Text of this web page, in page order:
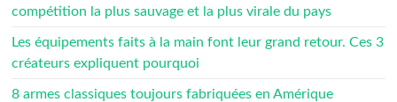
compétition la plus sauvage et la plus virale du pays
Les équipements faits à la main font leur grand retour. Ces 3
créateurs expliquent pourquoi
8 armes classiques toujours fabriquées en Amérique